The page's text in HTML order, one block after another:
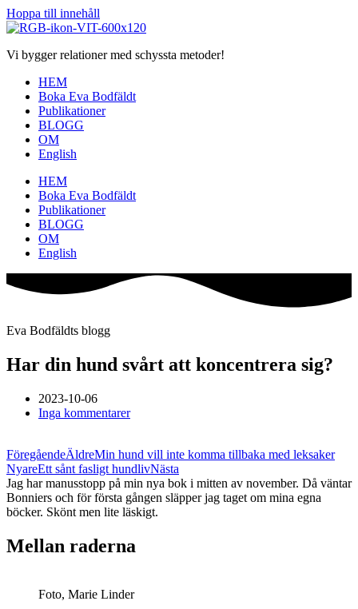
Hoppa till innehåll
Vi bygger relationer med schyssta metoder!
HEM
Boka Eva Bodfäldt
Publikationer
BLOGG
OM
English
HEM
Boka Eva Bodfäldt
Publikationer
BLOGG
OM
English
Eva Bodfäldts blogg
Har din hund svårt att koncentrera sig?
2023-10-06
Inga kommentarer
FöregåendeÄldreMin hund vill inte komma tillbaka med leksaker
NyareEtt sånt fasligt hundlivNästa
Jag har manusstopp på min nya bok i mitten av november. Då väntar
Bonniers och för första gången släpper jag taget om mina egna
böcker. Skönt men lite läskigt.
Mellan raderna
Foto, Marie Linder